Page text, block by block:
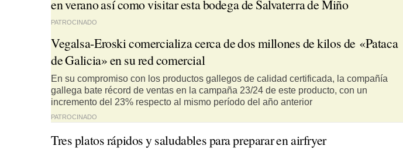
en verano así como visitar esta bodega de Salvaterra de Miño
PATROCINADO
Vegalsa-Eroski comercializa cerca de dos millones de kilos de «Pataca
de Galicia» en su red comercial
En su compromiso con los productos gallegos de calidad certificada, la compañía
gallega bate récord de ventas en la campaña 23/24 de este producto, con un
incremento del 23% respecto al mismo período del año anterior
PATROCINADO
Tres platos rápidos y saludables para preparar en airfryer